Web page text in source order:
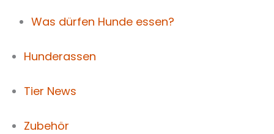
Was dürfen Hunde essen?
Hunderassen
Tier News
Zubehör